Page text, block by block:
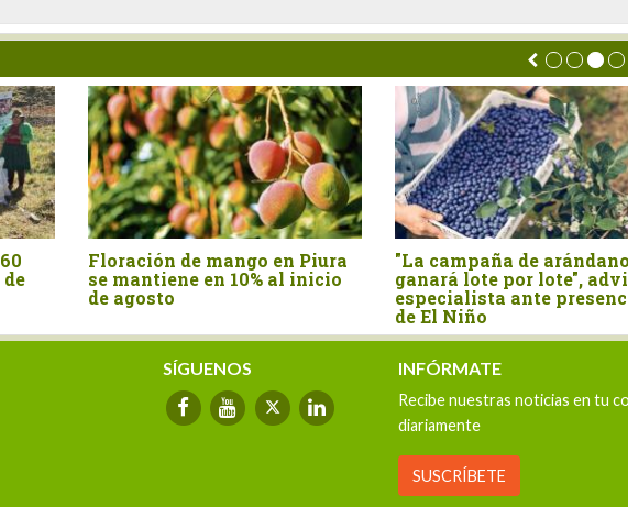
Floración de mango en Piura
se mantiene en 10% al inicio
de agosto
"La campaña de arándano se
ganará lote por lote",
especialista ante presencia
de El Niño
SÍGUENOS INFÓRMATE
Recibe nuestras noticias en tu
diariamente
SUSCRÍBETE